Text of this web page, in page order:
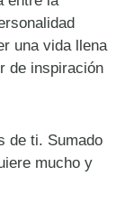
una vida llena
de inspiración
de ti. Sumado
mucho y